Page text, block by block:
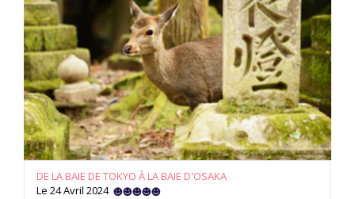
DE LA BAIE DE TOKYO À LA BAIE D'OSAKA
Le 24 Avril 2024